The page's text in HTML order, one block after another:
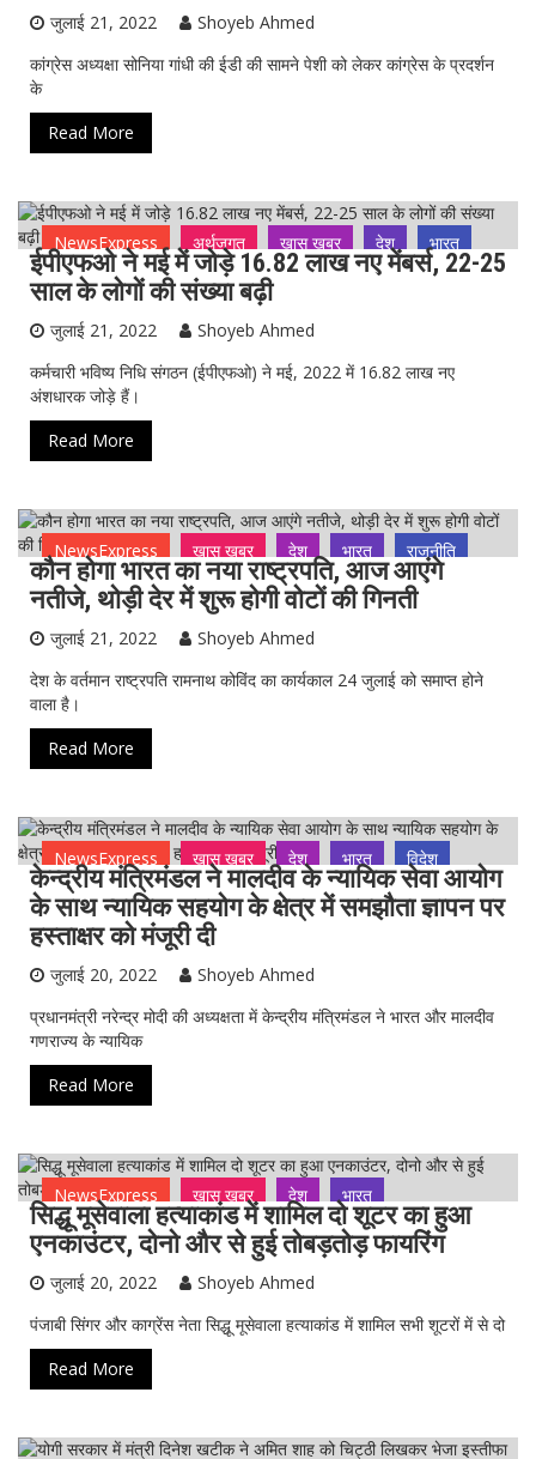
जुलाई 21, 2022
Shoyeb Ahmed
कांग्रेस अध्यक्षा सोनिया गांधी की ईडी की सामने पेशी को लेकर कांग्रेस के प्रदर्शन
के
Read More
NewsExpress अर्थजगत ख़ास ख़बर देश भारत
ईपीएफओ ने मई में जोड़े 16.82 लाख नए मेंबर्स, 22-25
साल के लोगों की संख्या बढ़ी
जुलाई 21, 2022
Shoyeb Ahmed
कर्मचारी भविष्य निधि संगठन (ईपीएफओ) ने मई, 2022 में 16.82 लाख नए
अंशधारक जोड़े हैं।
Read More
NewsExpress ख़ास ख़बर देश भारत राजनीति
कौन होगा भारत का नया राष्ट्रपति, आज आएंगे
नतीजे, थोड़ी देर में शुरू होगी वोटों की गिनती
जुलाई 21, 2022
Shoyeb Ahmed
देश के वर्तमान राष्ट्रपति रामनाथ कोविंद का कार्यकाल 24 जुलाई को समाप्त होने
वाला है।
Read More
NewsExpress ख़ास ख़बर देश भारत विदेश
केन्द्रीय मंत्रिमंडल ने मालदीव के न्यायिक सेवा आयोग
के साथ न्यायिक सहयोग के क्षेत्र में समझौता ज्ञापन पर
हस्ताक्षर को मंजूरी दी
जुलाई 20, 2022
Shoyeb Ahmed
प्रधानमंत्री नरेन्द्र मोदी की अध्यक्षता में केन्द्रीय मंत्रिमंडल ने भारत और मालदीव
गणराज्य के न्यायिक
Read More
NewsExpress ख़ास ख़बर देश भारत
सिद्धू मूसेवाला हत्याकांड में शामिल दो शूटर का हुआ
एनकाउंटर, दोनो और से हुई तोबड़तोड़ फायरिंग
जुलाई 20, 2022
Shoyeb Ahmed
पंजाबी सिंगर और काग्रेंस नेता सिद्धू मूसेवाला हत्याकांड में शामिल सभी शूटरों में से दो
Read More